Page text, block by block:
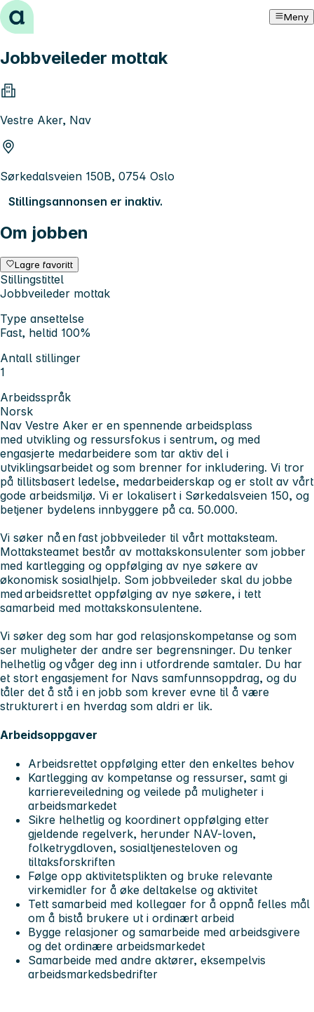
Hopp til innhold Meny
Jobbveileder mottak
Vestre Aker, Nav
Sørkedalsveien 150B, 0754 Oslo
Stillingsannonsen er inaktiv.
Om jobben
Lagre favoritt
Stillingstittel
Jobbveileder mottak
Type ansettelse
Fast, heltid 100%
Antall stillinger
1
Arbeidsspråk
Norsk
Nav Vestre Aker er en spennende arbeidsplass
med utvikling og ressursfokus i sentrum, og med
engasjerte medarbeidere som tar aktiv del i
utviklingsarbeidet og som brenner for inkludering. Vi tror
på tillitsbasert ledelse, medarbeiderskap og er stolt av vårt
gode arbeidsmiljø. Vi er lokalisert i Sørkedalsveien 150, og
betjener bydelens innbyggere på ca. 50.000.
Vi søker nå en fast jobbveileder til vårt mottaksteam.
Mottaksteamet består av mottakskonsulenter som jobber
med kartlegging og oppfølging av nye søkere av
økonomisk sosialhjelp. Som jobbveileder skal du jobbe
med arbeidsrettet oppfølging av nye søkere, i tett
samarbeid med mottakskonsulentene.
Vi søker deg som har god relasjonskompetanse og som
ser muligheter der andre ser begrensninger. Du tenker
helhetlig og våger deg inn i utfordrende samtaler. Du har
et stort engasjement for Navs samfunnsoppdrag, og du
tåler det å stå i en jobb som krever evne til å være
strukturert i en hverdag som aldri er lik.
Arbeidsoppgaver
Arbeidsrettet oppfølging etter den enkeltes behov
Kartlegging av kompetanse og ressurser, samt gi
karriereveiledning og veilede på muligheter i
arbeidsmarkedet
Sikre helhetlig og koordinert oppfølging etter
gjeldende regelverk, herunder NAV-loven,
folketrygdloven, sosialtjenesteloven og
tiltaksforskriften
Følge opp aktivitetsplikten og bruke relevante
virkemidler for å øke deltakelse og aktivitet
Tett samarbeid med kollegaer for å oppnå felles mål
om å bistå brukere ut i ordinært arbeid
Bygge relasjoner og samarbeide med arbeidsgivere
og det ordinære arbeidsmarkedet
Samarbeide med andre aktører, eksempelvis
arbeidsmarkedsbedrifter